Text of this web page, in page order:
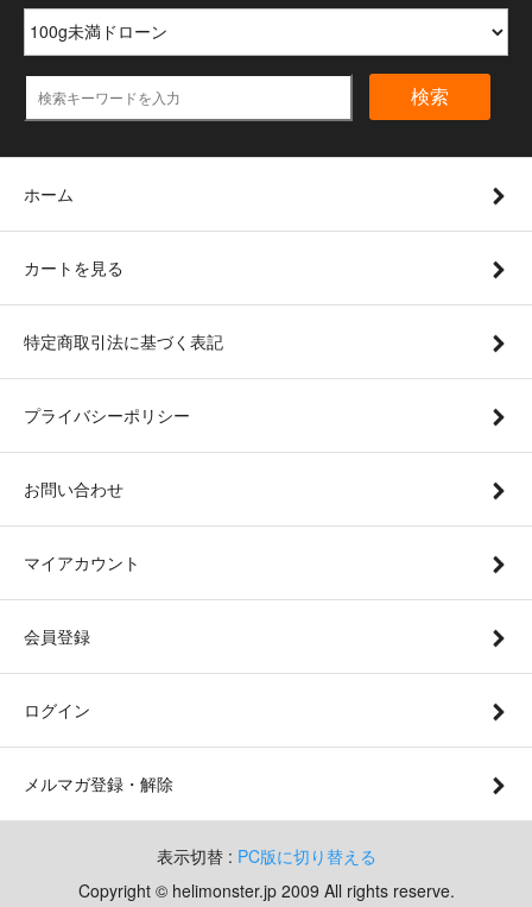
検索
ホーム
カートを見る
特定商取引法に基づく表記
プライバシーポリシー
お問い合わせ
マイアカウント
会員登録
ログイン
メルマガ登録・解除
表示切替 : PC版に切り替える
Copyright © helimonster.jp 2009 All rights reserve.